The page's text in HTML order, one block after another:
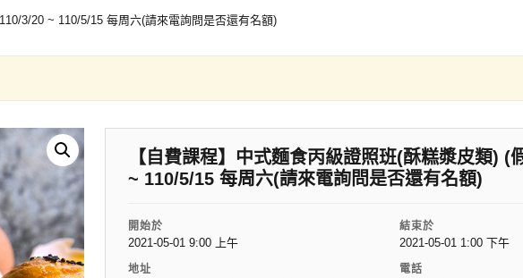
3/20 ~ 110/5/15 每周六(請來電詢問是否還有名額)
【自費課程】中式麵食丙級證照班(酥糕漿皮類) (
~ 110/5/15 每周六(請來電詢問是否還有名額)
開始於
2021-05-01 9:00 上午
結束於
2021-05-01 1:00 下午
地址 電話